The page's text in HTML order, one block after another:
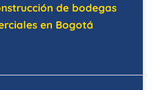
de bodegas
en Bogotá